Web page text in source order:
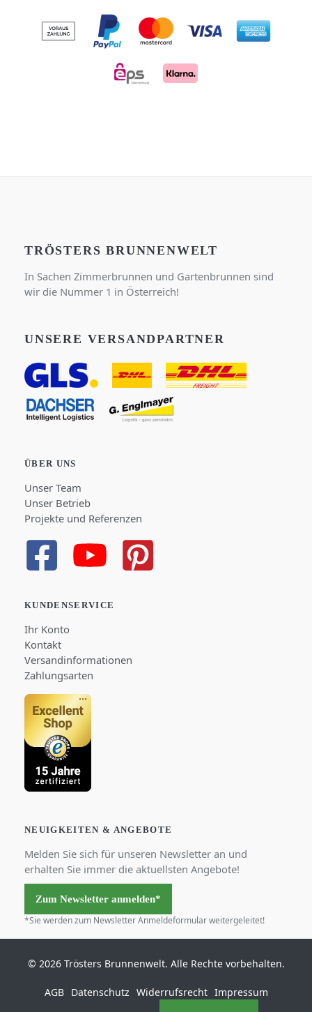
TRÖSTERS BRUNNENWELT
In Sachen Zimmerbrunnen und Gartenbrunnen sind
wir die Nummer 1 in Österreich!
UNSERE VERSANDPARTNER
ÜBER UNS
Unser Team
Unser Betrieb
Projekte und Referenzen
KUNDENSERVICE
Ihr Konto
Kontakt
Versandinformationen
Zahlungsarten
NEUIGKEITEN & ANGEBOTE
Melden Sie sich für unseren Newsletter an und
erhalten Sie immer die aktuellsten Angebote!
Zum Newsletter anmelden*
*Sie werden zum Newsletter Anmeldeformular weitergeleitet!
© 2026 Trösters Brunnenwelt. Alle Rechte vorbehalten.
AGB Datenschutz Widerrufsrecht Impressum